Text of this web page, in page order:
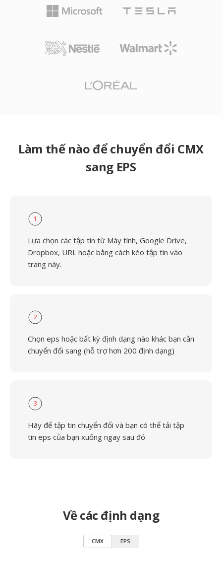
Làm thế nào để chuyển đổi CMX
sang EPS
1
Lựa chọn các tập tin từ Máy tính, Google Drive,
Dropbox, URL hoặc bằng cách kéo tập tin vào
trang này.
2
Chọn eps hoặc bất kỳ định dạng nào khác bạn cần
chuyển đổi sang (hỗ trợ hơn 200 định dạng)
3
Hãy để tập tin chuyển đổi và bạn có thể tải tập
tin eps của bạn xuống ngay sau đó
Về các định dạng
CMX EPS